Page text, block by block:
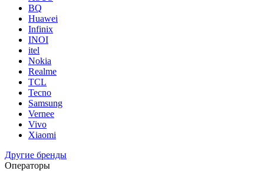
BQ
Huawei
Infinix
INOI
itel
Nokia
Realme
TCL
Tecno
Samsung
Vernee
Vivo
Xiaomi
Другие бренды
Операторы